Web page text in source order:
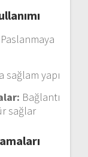
Paslanmaya
sağlam yapı
Bağlantı
sağlar